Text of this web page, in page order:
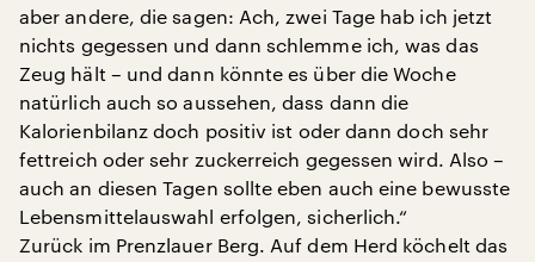
aber andere, die sagen: Ach, zwei Tage hab ich jetzt
nichts gegessen und dann schlemme ich, was das
Zeug hält – und dann könnte es über die Woche
natürlich auch so aussehen, dass dann die
Kalorienbilanz doch positiv ist oder dann doch sehr
fettreich oder sehr zuckerreich gegessen wird. Also –
auch an diesen Tagen sollte eben auch eine bewusste
Lebensmittelauswahl erfolgen, sicherlich.“
Zurück im Prenzlauer Berg. Auf dem Herd köchelt das